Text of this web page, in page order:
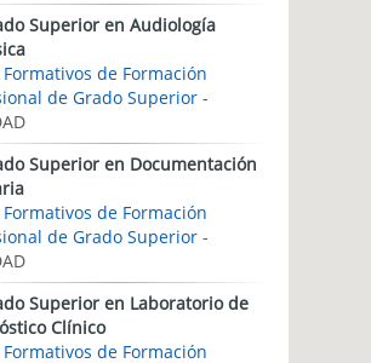
Superior en Audiología
Formativos de Formación
de Grado Superior -
Superior en Documentación
Formativos de Formación
de Grado Superior -
Superior en Laboratorio de
Clínico
Formativos de Formación